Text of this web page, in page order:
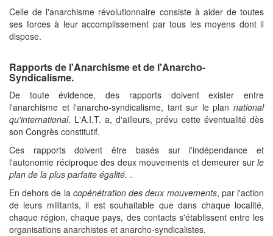
Celle de l'anarchisme révolutionnaire consiste à aider de toutes
ses forces à leur accomplissement par tous les moyens dont il
dispose.
Rapports de l'Anarchisme et de l'Anarcho-
Syndicalisme.
De toute évidence, des rapports doivent exister entre
l'anarchisme et l'anarcho-syndicalisme, tant sur le plan national
qu'international. L'A.I.T. a, d'ailleurs, prévu cette éventualité dès
son Congrès constitutif.
Ces rapports doivent être basés sur l'indépendance et
l'autonomie réciproque des deux mouvements et demeurer sur le
plan de la plus parfaite égalité. .
En dehors de la copénétration des deux mouvements, par l'action
de leurs militants, il est souhaitable que dans chaque localité,
chaque région, chaque pays, des contacts s'établissent entre les
organisations anarchistes et anarcho-syndicalistes.